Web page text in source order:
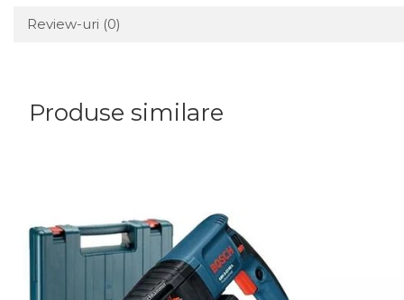
Review-uri (0)
Produse similare